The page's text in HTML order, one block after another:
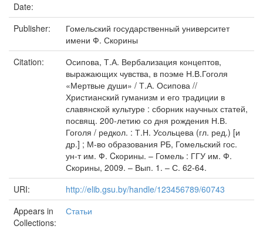
Date:
Publisher:
Гомельский государственный университет
имени Ф. Скорины
Citation:
Осипова, Т.А. Вербализация концептов,
выражающих чувства, в поэме Н.В.Гоголя
«Мертвые души» / Т.А. Осипова //
Христианский гуманизм и его традиции в
славянской культуре : сборник научных статей,
посвящ. 200-летию со дня рождения Н.В.
Гоголя / редкол. : Т.Н. Усольцева (гл. ред.) [и
др.] ; М-во образования РБ, Гомельский гос.
ун-т им. Ф. Cкорины. – Гомель : ГГУ им. Ф.
Скорины, 2009. – Вып. 1. – С. 62-64.
URI:
http://elib.gsu.by/handle/123456789/60743
Appears in
Collections:
Статьи